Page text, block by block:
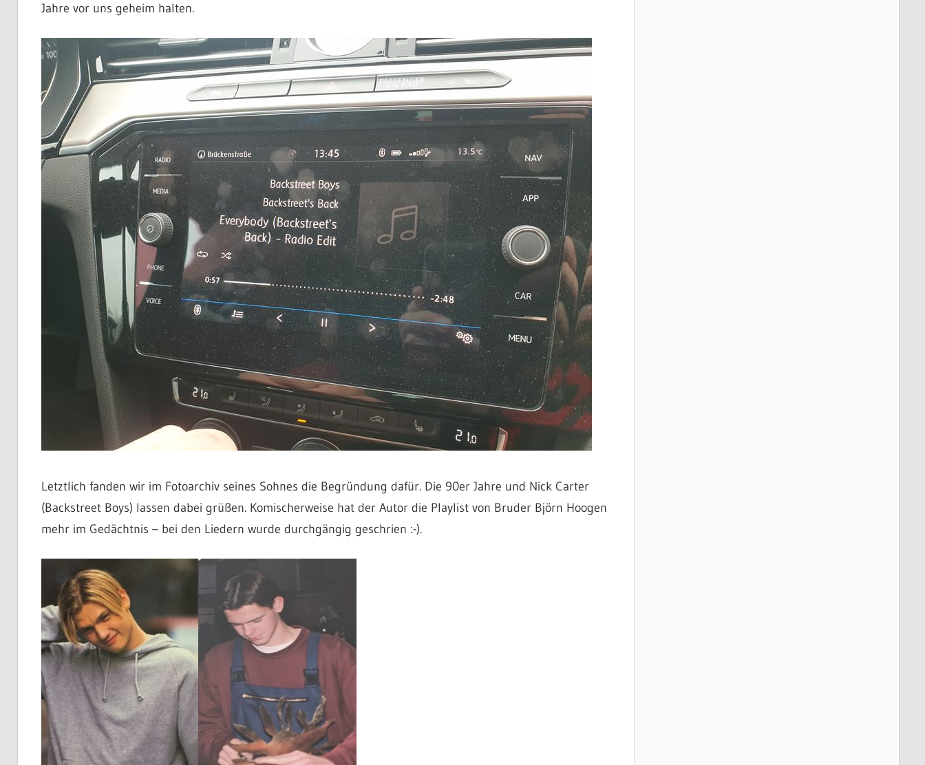
Jahre vor uns geheim halten.
Letztlich fanden wir im Fotoarchiv seines Sohnes die Begründung dafür. Die 90er Jahre und Nick Carter
(Backstreet Boys) lassen dabei grüßen. Komischerweise hat der Autor die Playlist von Bruder Björn Hoogen
mehr im Gedächtnis – bei den Liedern wurde durchgängig geschrien :-).